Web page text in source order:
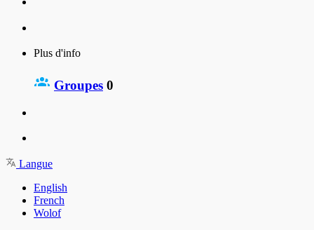
Plus d'info
Groupes 0
Langue
English
French
Wolof